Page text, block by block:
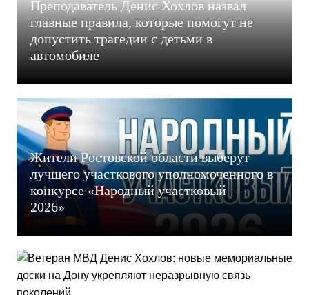
Преподаватель Денис Хохлов назвал
главные правила, которые помогут не
допустить трагедии с детьми в
автомобиле
Жители Ростовской области выберут
лучшего участкового уполномоченного в
конкурсе «Народный участковый —
2026»